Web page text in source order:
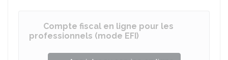
Compte fiscal en ligne pour les
professionnels (mode EFI)